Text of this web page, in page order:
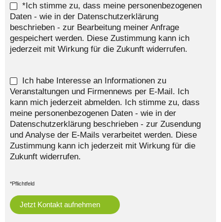
*Ich stimme zu, dass meine personenbezogenen
Daten - wie in der Datenschutzerklärung
beschrieben - zur Bearbeitung meiner Anfrage
gespeichert werden. Diese Zustimmung kann ich
jederzeit mit Wirkung für die Zukunft widerrufen.
Ich habe Interesse an Informationen zu
Veranstaltungen und Firmennews per E-Mail. Ich
kann mich jederzeit abmelden. Ich stimme zu, dass
meine personenbezogenen Daten - wie in der
Datenschutzerklärung beschrieben - zur Zusendung
und Analyse der E-Mails verarbeitet werden. Diese
Zustimmung kann ich jederzeit mit Wirkung für die
Zukunft widerrufen.
*Pflichtfeld